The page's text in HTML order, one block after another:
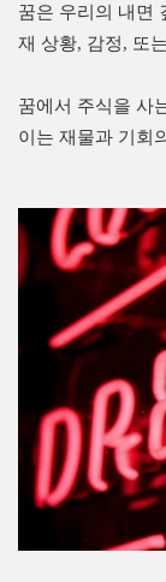
꿈은 우리의 내면
재 상황, 감정, 또
꿈에서 주식을 사
이는 재물과 기회